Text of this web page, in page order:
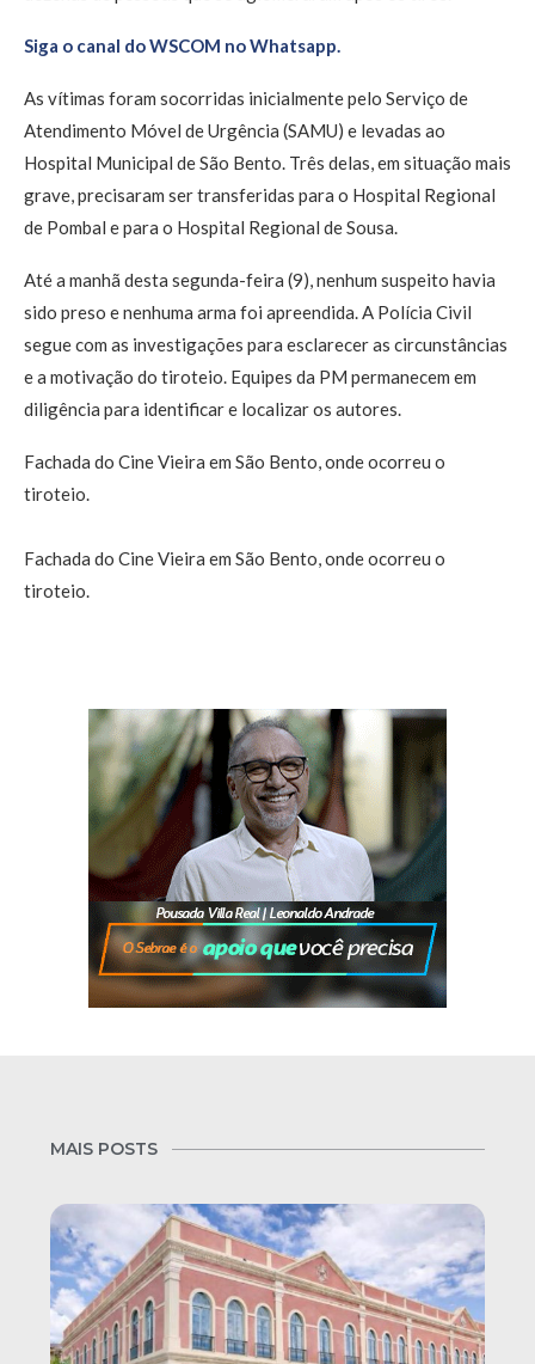
Siga o canal do WSCOM no Whatsapp.
As vítimas foram socorridas inicialmente pelo Serviço de
Atendimento Móvel de Urgência (SAMU) e levadas ao
Hospital Municipal de São Bento. Três delas, em situação mais
grave, precisaram ser transferidas para o Hospital Regional
de Pombal e para o Hospital Regional de Sousa.
Até a manhã desta segunda-feira (9), nenhum suspeito havia
sido preso e nenhuma arma foi apreendida. A Polícia Civil
segue com as investigações para esclarecer as circunstâncias
e a motivação do tiroteio. Equipes da PM permanecem em
diligência para identificar e localizar os autores.
Fachada do Cine Vieira em São Bento, onde ocorreu o
tiroteio.
Fachada do Cine Vieira em São Bento, onde ocorreu o
tiroteio.
MAIS POSTS